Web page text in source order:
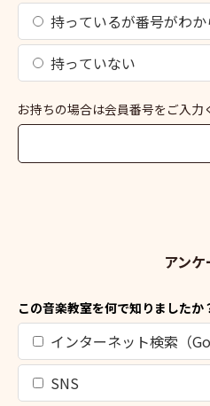
持っているが番号がわ
持っていない
お持ちの場合は会員番号をご入力
アンケ
この音楽教室を何で知りましたか
インターネット検索（
SNS